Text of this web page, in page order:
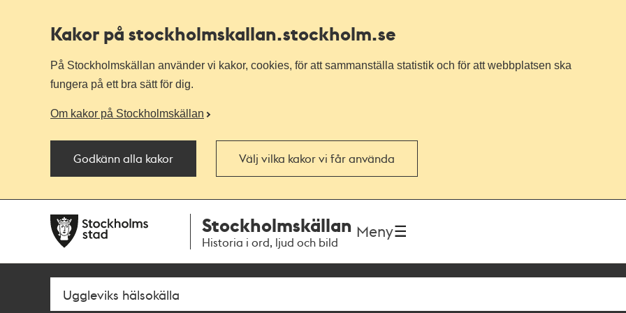
Kakor på stockholmskallan.stockholm.se
På Stockholmskällan använder vi kakor, cookies, för att sammanställa statistik och för att webbplatsen ska
fungera på ett bra sätt för dig.
Om kakor på Stockholmskällan
Godkänn alla kakor Välj vilka kakor vi får använda
navigationen
huvudinnehållet
Stockholmskällan
Historia i ord, ljud och bild
Meny
Sök